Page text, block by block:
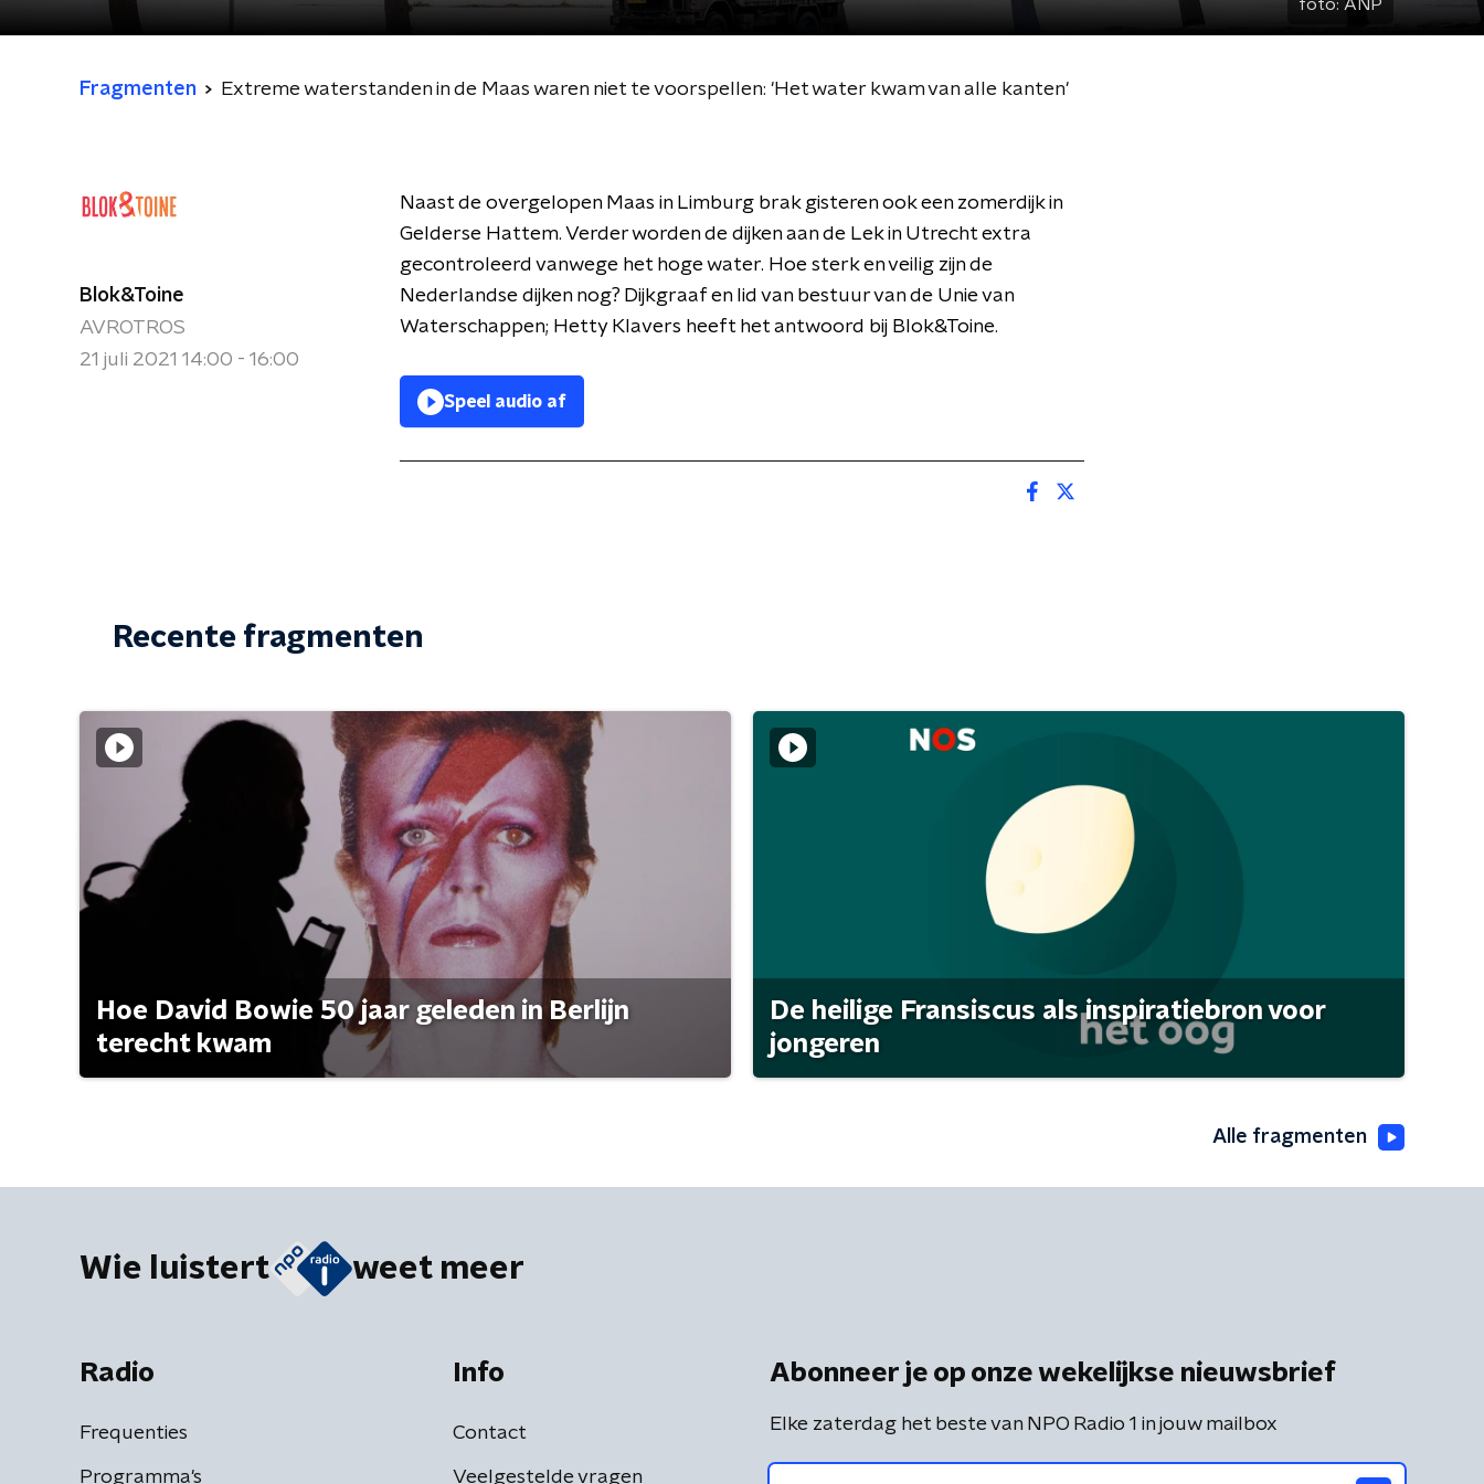
foto: ANP
Fragmenten Extreme waterstanden in de Maas waren niet te voorspellen: 'Het water kwam van alle kanten'
Blok&Toine
AVROTROS
21 juli 2021 14:00 - 16:00
Naast de overgelopen Maas in Limburg brak gisteren ook een zomerdijk in
Gelderse Hattem. Verder worden de dijken aan de Lek in Utrecht extra
gecontroleerd vanwege het hoge water. Hoe sterk en veilig zijn de
Nederlandse dijken nog? Dijkgraaf en lid van bestuur van de Unie van
Waterschappen; Hetty Klavers heeft het antwoord bij Blok&Toine.
Speel audio af
Recente fragmenten
Hoe David Bowie 50 jaar geleden in Berlijn
terecht kwam
De heilige Fransiscus als inspiratiebron voor
jongeren
Alle fragmenten
Wie luistert weet meer
Radio
Frequenties
Programma's
Info
Contact
Veelgestelde vragen
Abonneer je op onze wekelijkse nieuwsbrief
Elke zaterdag het beste van NPO Radio 1 in jouw mailbox